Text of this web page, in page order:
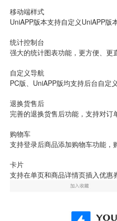
移动端样式
UniAPP版本支持自定义UniAPP版
统计控制台
强大的统计图表功能，更方便、更
自定义导航
PC版、UniAPP版均支持后台自定
退换货售后
完善的退换货售后功能，支持对订
购物车
支持登录后商品添加购物车功能，
卡片
支持在单页和商品详情页插入优惠